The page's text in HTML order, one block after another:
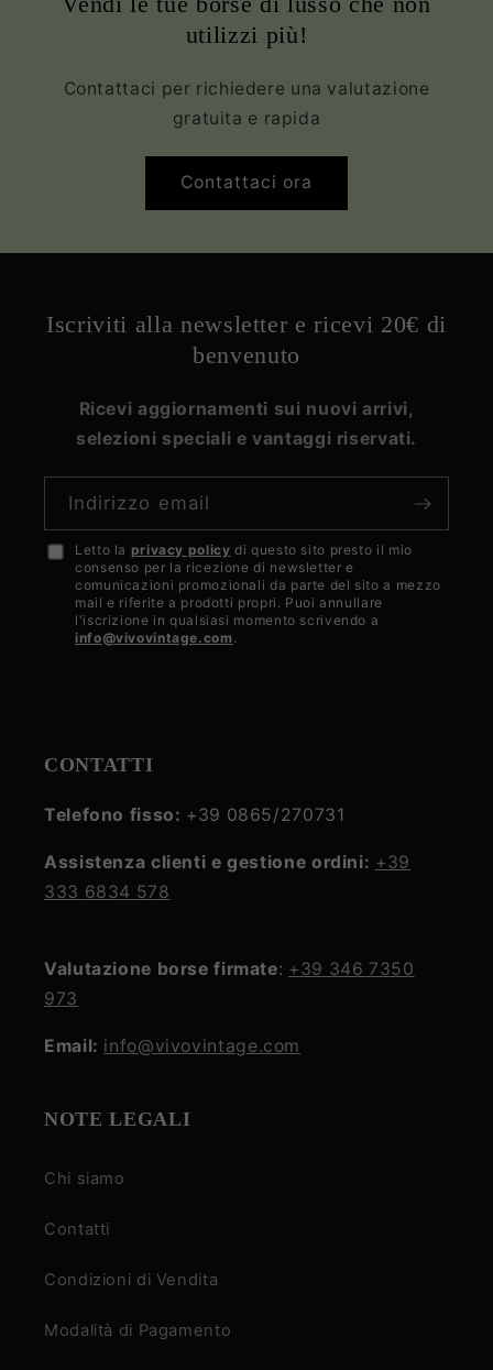
utilizzi più!
Contattaci per richiedere una valutazione
gratuita e rapida
Contattaci ora
Iscriviti alla newsletter e ricevi 20€ di
benvenuto
Ricevi aggiornamenti sui nuovi arrivi,
selezioni speciali e vantaggi riservati.
Indirizzo email
Accetto
privacy
policy
Letto la privacy policy di questo sito presto il mio
consenso per la ricezione di newsletter e
comunicazioni promozionali da parte del sito a mezzo
mail e riferite a prodotti propri. Puoi annullare
l'iscrizione in qualsiasi momento scrivendo a
info@vivovintage.com .
CONTATTI
Telefono fisso: +39 0865/270731
Assistenza clienti e gestione ordini: +39
333 6834 578
Valutazione borse firmate: +39 346 7350
973
Email: info@vivovintage.com
NOTE LEGALI
Chi siamo
Contatti
Condizioni di Vendita
Modalità di Pagamento